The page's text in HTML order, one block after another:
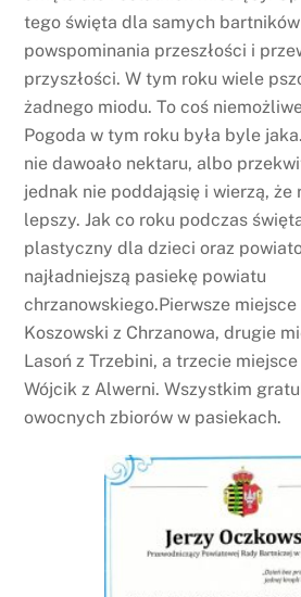
tego święta dla samych
powspominania przeszłości i
przyszłości. W tym roku wiele
żadnego miodu. To coś
Pogoda w tym roku była byle
nie dawoało nektaru, albo
jednak nie poddająsię i wierzą, że
lepszy. Jak co roku podczas
plastyczny dla dzieci oraz
najładniejszą pasiekę powiatu
chrzanowskiego.Pierwsze miejsce
Koszowski z Chrzanowa, drugie
Lasoń z Trzebini, a trzecie miejsce
Wójcik z Alwerni. Wszystkim
owocnych zbiorów w pasiekach.